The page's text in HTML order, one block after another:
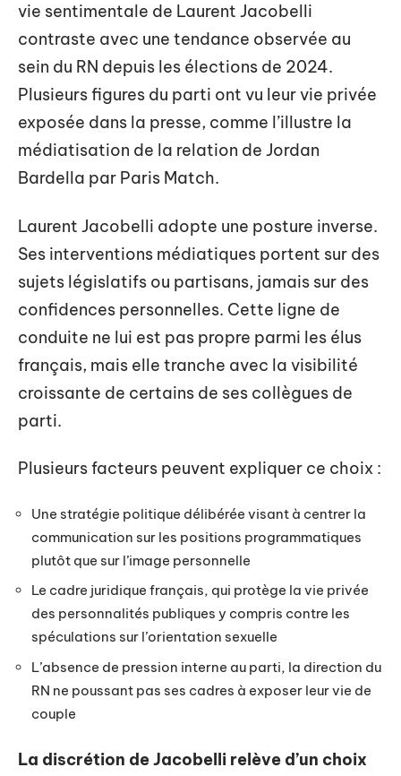
vie sentimentale de Laurent Jacobelli
contraste avec une tendance observée au
sein du RN depuis les élections de 2024.
Plusieurs figures du parti ont vu leur vie privée
exposée dans la presse, comme l’illustre la
médiatisation de la relation de Jordan
Bardella par Paris Match.
Laurent Jacobelli adopte une posture inverse.
Ses interventions médiatiques portent sur des
sujets législatifs ou partisans, jamais sur des
confidences personnelles. Cette ligne de
conduite ne lui est pas propre parmi les élus
français, mais elle tranche avec la visibilité
croissante de certains de ses collègues de
parti.
Plusieurs facteurs peuvent expliquer ce choix :
Une stratégie politique délibérée visant à centrer la
communication sur les positions programmatiques
plutôt que sur l’image personnelle
Le cadre juridique français, qui protège la vie privée
des personnalités publiques y compris contre les
spéculations sur l’orientation sexuelle
L’absence de pression interne au parti, la direction du
RN ne poussant pas ses cadres à exposer leur vie de
couple
La discrétion de Jacobelli relève d’un choix